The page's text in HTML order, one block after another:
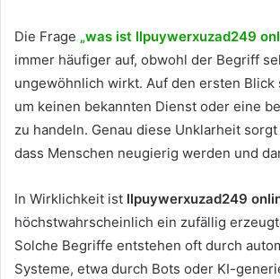
Die Frage „was ist llpuywerxuzad249
immer häufiger auf, obwohl der Begriff
ungewöhnlich wirkt. Auf den ersten Blick
um keinen bekannten Dienst oder eine
zu handeln. Genau diese Unklarheit
dass Menschen neugierig werden und
In Wirklichkeit ist llpuywerxuzad249
höchstwahrscheinlich ein zufällig
Solche Begriffe entstehen oft durch
Systeme, etwa durch Bots oder KI-